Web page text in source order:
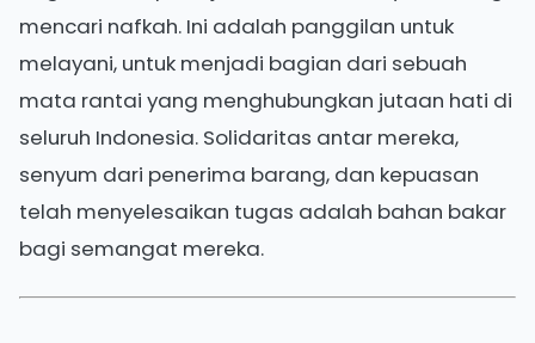
mencari nafkah. Ini adalah panggilan untuk
melayani, untuk menjadi bagian dari sebuah
mata rantai yang menghubungkan jutaan hati di
seluruh Indonesia. Solidaritas antar mereka,
senyum dari penerima barang, dan kepuasan
telah menyelesaikan tugas adalah bahan bakar
bagi semangat mereka.